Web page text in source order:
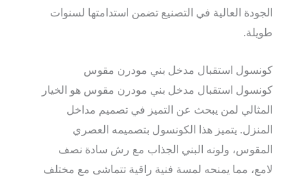
الجودة العالية في التصنيع تضمن استدامتها لسنوات
طويلة.
كونسول استقبال مدخل بني مودرن مقوس
كونسول استقبال مدخل بني مودرن مقوس هو الخيار
المثالي لمن يبحث عن التميز في تصميم مداخل
المنزل. يتميز هذا الكونسول بتصميمه العصري
المقوس، ولونه البني الجذاب مع رش سادة نصف
لامع، مما يمنحه لمسة فنية راقية تتماشى مع مختلف